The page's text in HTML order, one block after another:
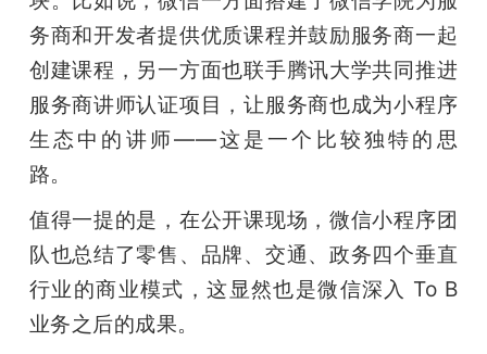
务商和开发者提供优质课程并鼓励服务商一起
创建课程，另一方面也联手腾讯大学共同推进
服务商讲师认证项目，让服务商也成为小程序
生态中的讲师——这是一个比较独特的思
路。
值得一提的是，在公开课现场，微信小程序团
队也总结了零售、品牌、交通、政务四个垂直
行业的商业模式，这显然也是微信深入 To B
业务之后的成果。